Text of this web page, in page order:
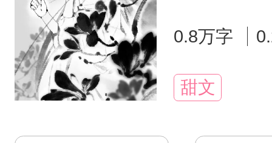
0.8万字
甜文